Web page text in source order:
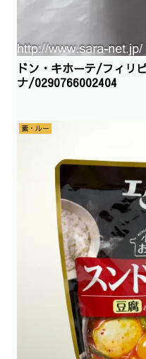
ドン・キホーテ/フィリ
ナ/0290766002404
素・ルー